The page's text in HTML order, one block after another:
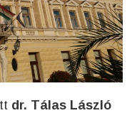
dr. Tálas László